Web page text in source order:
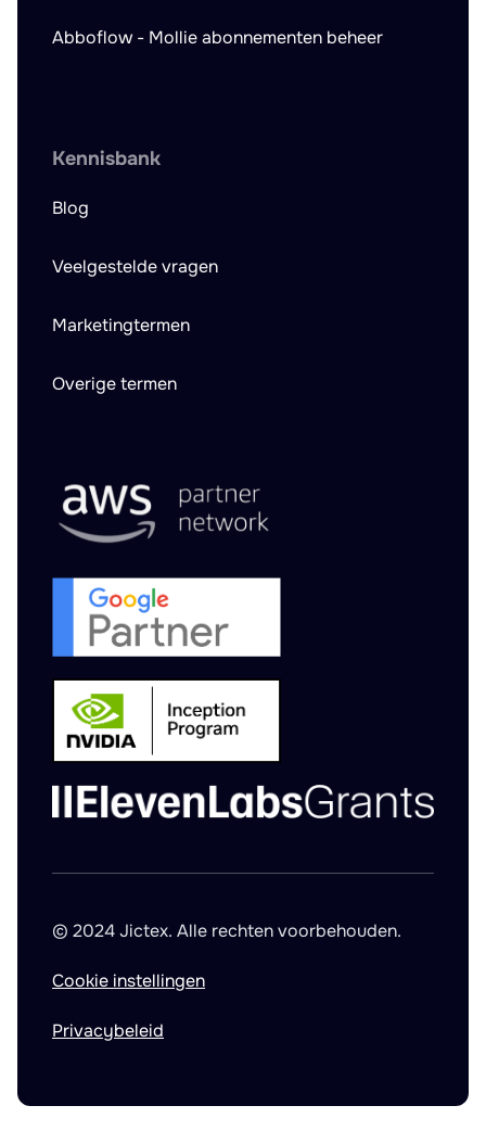
Abboflow - Mollie abonnementen beheer
Kennisbank
Blog
Veelgestelde vragen
Marketingtermen
Overige termen
© 2024 Jictex. Alle rechten voorbehouden.
Cookie instellingen
Privacybeleid